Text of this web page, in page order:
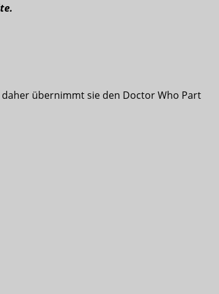
daher übernimmt sie den Doctor Who Part